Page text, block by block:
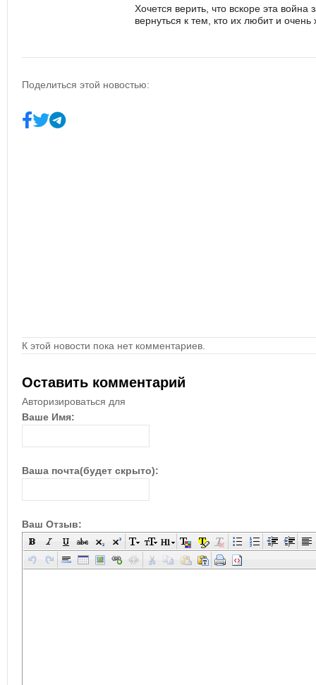
Хочется верить, что вскоре эта
вернуться к тем, кто их любит и очень
Поделиться этой новостью:
К этой новости пока нет комментариев.
Оставить комментарий
Авторизироваться для
Ваше Имя:
Ваша почта(будет скрыто):
Ваш Отзыв: